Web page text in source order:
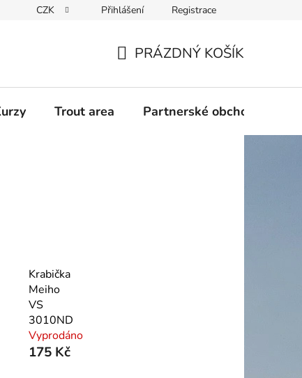
CZK Přihlášení Registrace
KOŠÍK
PRÁZDNÝ KOŠÍK
Trout area Partnerské obchody
Krabička
Meiho
VS
3010ND
Vyprodáno
175 Kč